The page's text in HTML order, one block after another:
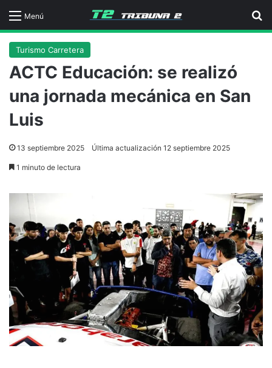
Menú
Turismo Carretera
ACTC Educación: se realizó
una jornada mecánica en San
Luis
13 septiembre 2025 Última actualización 12 septiembre 2025
1 minuto de lectura